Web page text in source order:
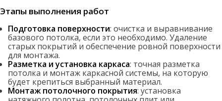
Этапы выполнения работ
Подготовка поверхности: очистка и выравнивание
базового потолка, если это необходимо. Удаление
старых покрытий и обеспечение ровной поверхности
для монтажа.
Разметка и установка каркаса: точная разметка
потолка и монтаж каркасной системы, на которую
будет крепиться выбранный материал.
Монтаж потолочного покрытия: установка